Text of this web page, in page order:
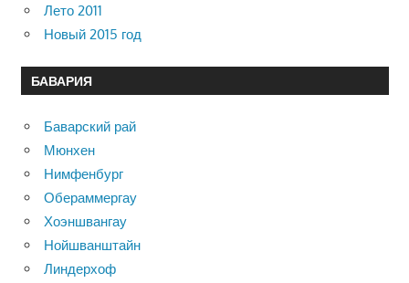
Лето 2011
Новый 2015 год
БАВАРИЯ
Баварский рай
Мюнхен
Нимфенбург
Обераммергау
Хоэншвангау
Нойшванштайн
Линдерхоф